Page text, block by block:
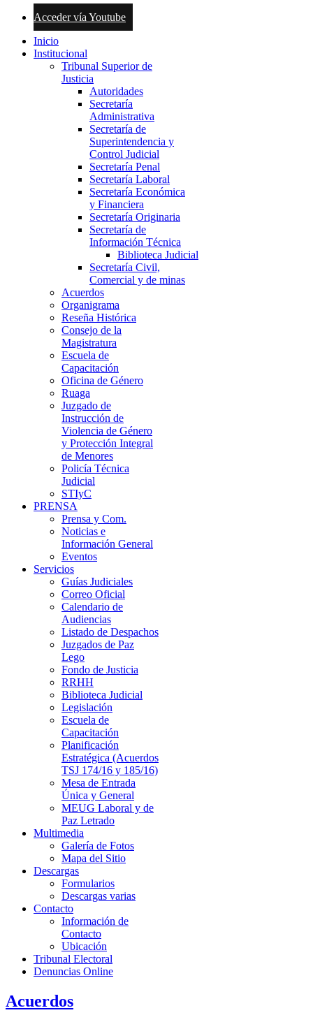
Acceder vía Youtube
Inicio
Institucional
Tribunal Superior de
Justicia
Autoridades
Secretaría
Administrativa
Secretaría de
Superintendencia y
Control Judicial
Secretaría Penal
Secretaría Laboral
Secretaría Económica
y Financiera
Secretaría Originaria
Secretaría de
Información Técnica
Biblioteca Judicial
Secretaría Civil,
Comercial y de minas
Acuerdos
Organigrama
Reseña Histórica
Consejo de la
Magistratura
Escuela de
Capacitación
Oficina de Género
Ruaga
Juzgado de
Instrucción de
Violencia de Género
y Protección Integral
de Menores
Policía Técnica
Judicial
STIyC
PRENSA
Prensa y Com.
Noticias e
Información General
Eventos
Servicios
Guías Judiciales
Correo Oficial
Calendario de
Audiencias
Listado de Despachos
Juzgados de Paz
Lego
Fondo de Justicia
RRHH
Biblioteca Judicial
Legislación
Escuela de
Capacitación
Planificación
Estratégica (Acuerdos
TSJ 174/16 y 185/16)
Mesa de Entrada
Única y General
MEUG Laboral y de
Paz Letrado
Multimedia
Galería de Fotos
Mapa del Sitio
Descargas
Formularios
Descargas varias
Contacto
Información de
Contacto
Ubicación
Tribunal Electoral
Denuncias Online
Acuerdos